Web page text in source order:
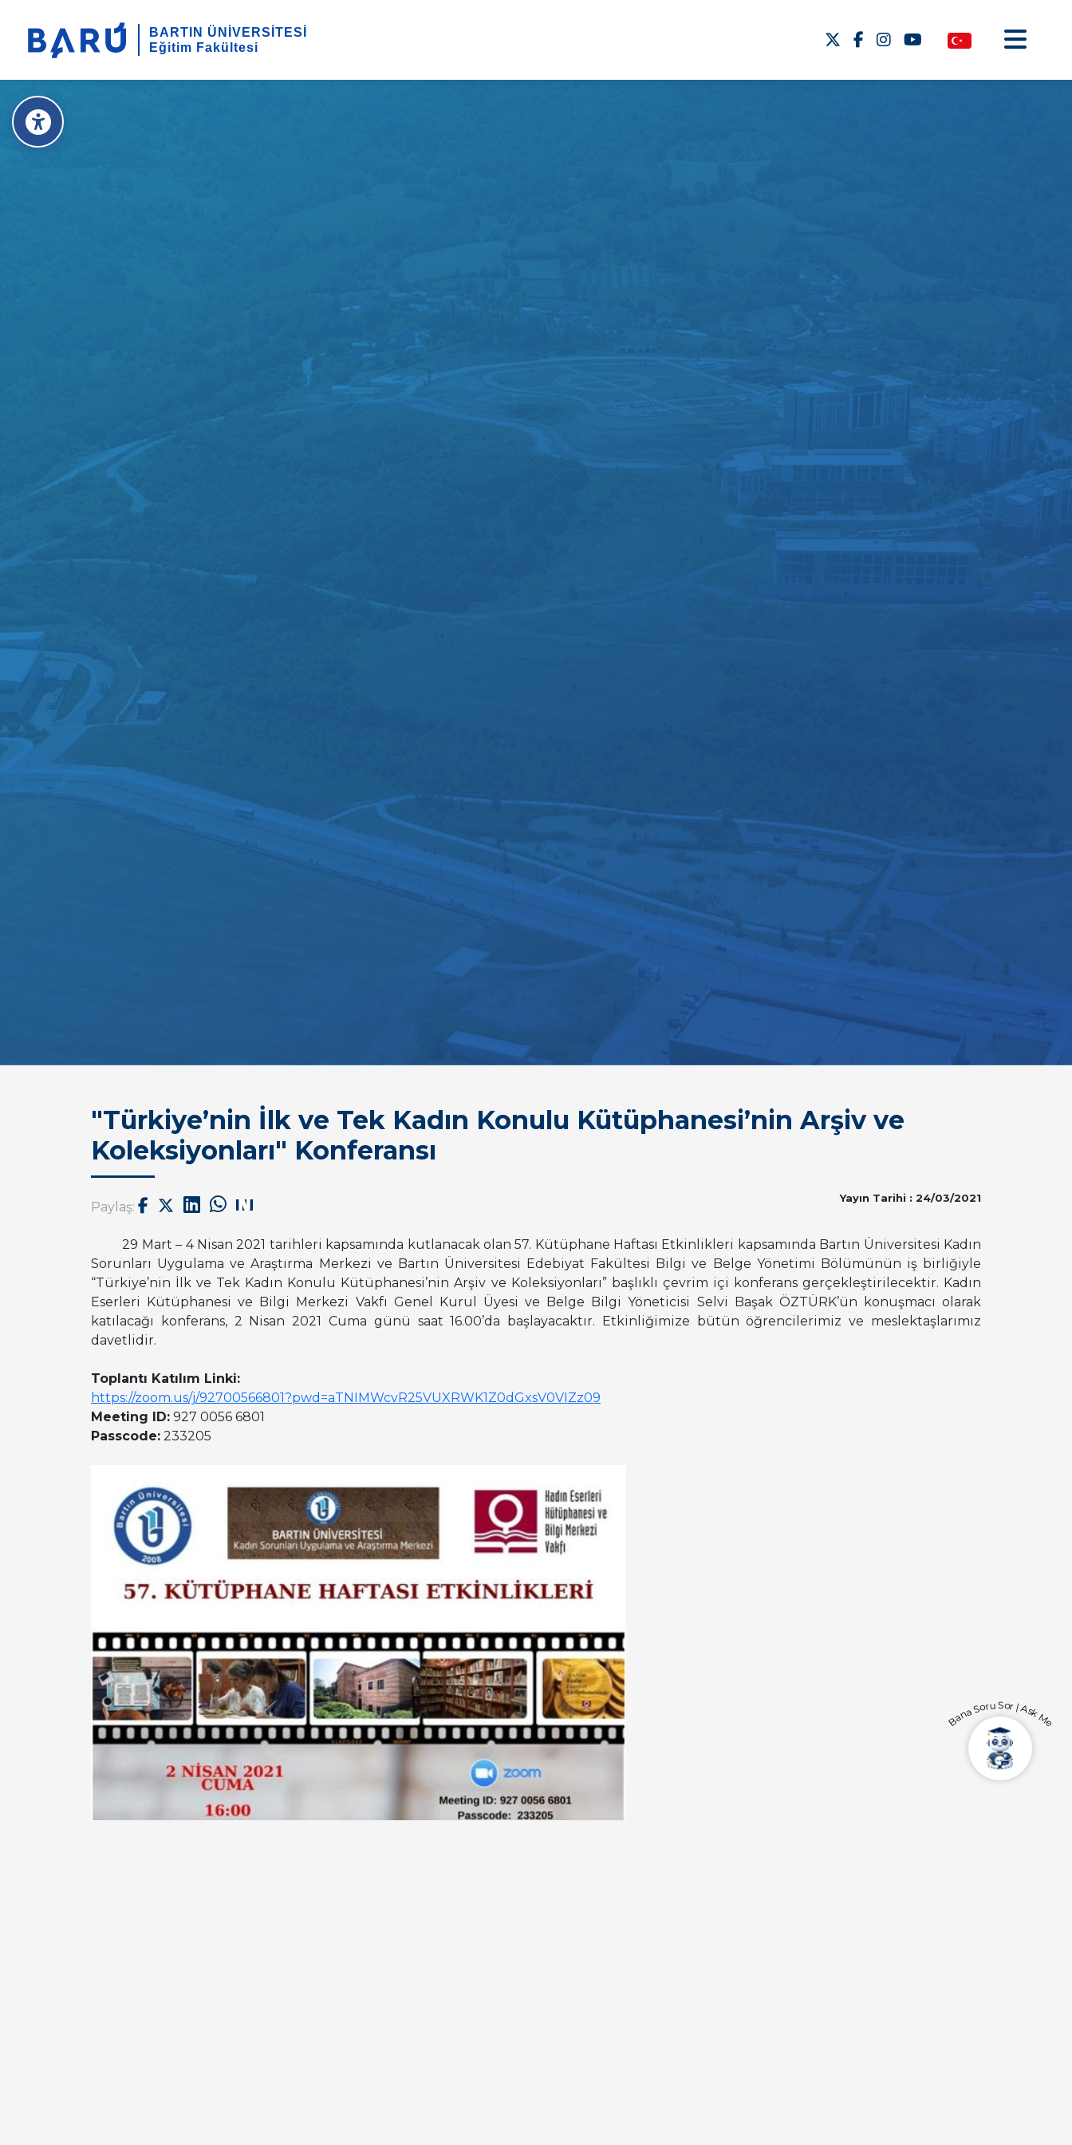
BARTIN ÜNİVERSİTESİ
Eğitim Fakültesi
"Türkiye’nin İlk ve Tek Kadın Konulu Kütüphanesi’nin Arşiv ve
Koleksiyonları" Konferansı
Paylaş:
Yayın Tarihi : 24/03/2021
29 Mart– 4 Nisan 2021 tarihleri kapsamında kutlanacak olan 57. Kütüphane Haftası Etkinlikleri kapsamında Bartın Üniversitesi Kadın
Sorunları Uygulama ve Araştırma Merkezi ve Bartın Üniversitesi Edebiyat Fakültesi Bilgi ve Belge Yönetimi Bölümünün iş birliğiyle
“Türkiye’nin İlk ve Tek Kadın Konulu Kütüphanesi’nin Arşiv ve Koleksiyonları” başlıklı çevrim içi konferans gerçekleştirilecektir. Kadın
Eserleri Kütüphanesi ve Bilgi Merkezi Vakfı Genel Kurul Üyesi ve Belge Bilgi Yöneticisi Selvi Başak ÖZTÜRK’ün konuşmacı olarak
katılacağı konferans, 2 Nisan 2021 Cuma günü saat 16.00’da başlayacaktır. Etkinliğimize bütün öğrencilerimiz ve meslektaşlarımız
davetlidir.
Toplantı Katılım Linki:
https://zoom.us/j/92700566801?pwd=aTNIMWcvR25VUXRWK1Z0dGxsV0VIZz09
Meeting ID: 927 0056 6801
Passcode: 233205
Bana Soru Sor | Ask Me